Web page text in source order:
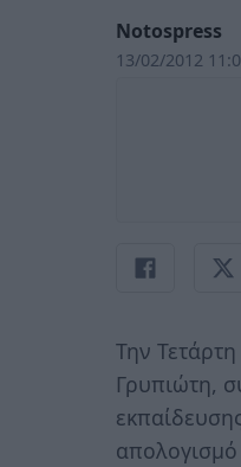
Notospress
13/02/2012
Την
Γρυπιώτη,